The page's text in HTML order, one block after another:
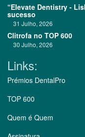
“Elevate Dentistry -
sucesso
31 Julho, 2026
Clitrofa no TOP 600
30 Julho, 2026
Links:
Prémios DentalPro
TOP 600
Quem é Quem